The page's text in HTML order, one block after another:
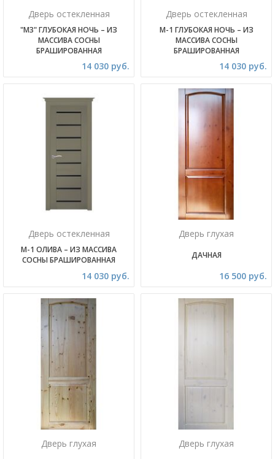
Дверь остекленная
"М3" ГЛУБОКАЯ НОЧЬ – ИЗ
МАССИВА СОСНЫ
БРАШИРОВАННАЯ
14 030 руб.
Дверь остекленная
М-1 ГЛУБОКАЯ НОЧЬ – ИЗ
МАССИВА СОСНЫ
БРАШИРОВАННАЯ
14 030 руб.
Дверь остекленная
М-1 ОЛИВА – ИЗ МАССИВА
СОСНЫ БРАШИРОВАННАЯ
14 030 руб.
Дверь глухая
ДАЧНАЯ
16 500 руб.
Дверь глухая Дверь глухая